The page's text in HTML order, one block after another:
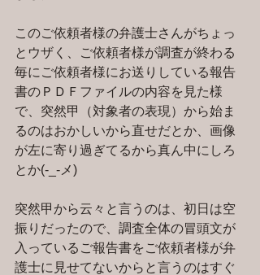
このご依頼者様の弁護士さんがちょっ
とウザく、ご依頼者様が調査が終わる
毎にご依頼者様にお送りしている報告
書のＰＤＦファイルの内容を見た様
で、突然甲（対象者の表現）から始ま
るのはおかしいから直せだとか、画像
が左に寄り過ぎてるから真ん中にしろ
とか(-_-メ)
突然甲から云々と言うのは、初日は空
振りだったので、調査全体の冒頭文が
入っているご報告書をご依頼者様が弁
護士に見せてないからと言うのはすぐ